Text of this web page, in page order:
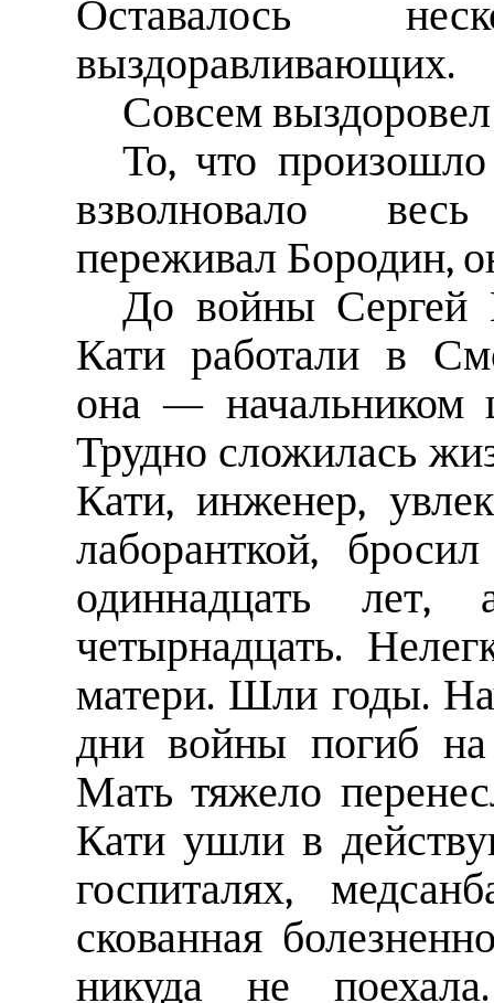
Оставалось
выздоравливающих.
Совсем
То, что
взволновало
переживал Бородин,
До войны Сергей
Кати работали в
она — начальником
Трудно сложилась
Кати, инженер,
лаборанткой,
одиннадцать
четырнадцать.
матери. Шли годы.
дни войны погиб на
Мать тяжело
Кати ушли в
госпиталях,
скованная
никуда не